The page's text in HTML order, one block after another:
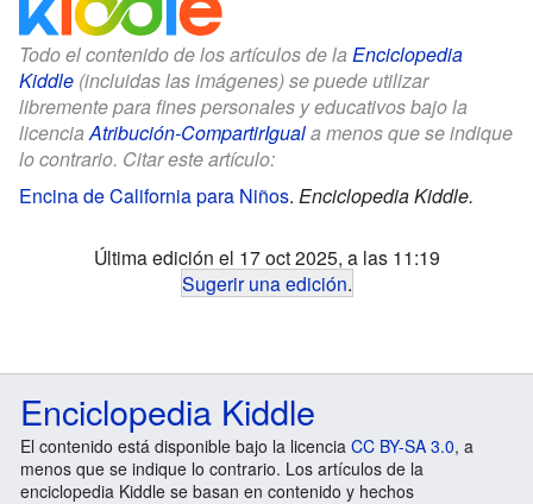
Todo el contenido de los artículos de la Enciclopedia
Kiddle (incluidas las imágenes) se puede utilizar
libremente para fines personales y educativos bajo la
licenciaAtribución-CompartirIguala menos que se indique
lo contrario. Citar este artículo:
Encina de California para Niños. Enciclopedia Kiddle.
Última edición el 17 oct 2025, a las 11:19
Sugerir una edición.
Enciclopedia Kiddle
El contenido está disponible bajo la licencia CC BY-SA 3.0, a
menos que se indique lo contrario. Los artículos de la
enciclopedia Kiddle se basan en contenido y hechos